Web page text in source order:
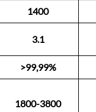
1400
3.1
>99,99%
1800-3800